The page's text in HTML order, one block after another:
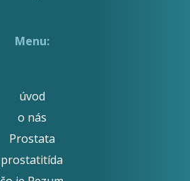
Menu:
úvod
o nás
Prostata
prostatitída